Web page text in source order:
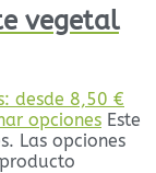
vegetal
desde 8,50 €
opciones Este
Las opciones